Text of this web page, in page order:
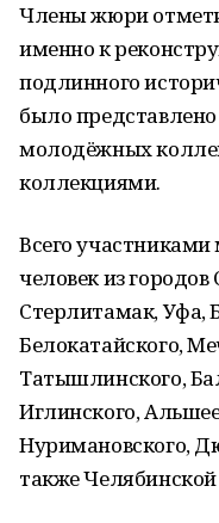
Члены жюри
именно к
подлинного
было
молодёжных
коллекциями.
Всего
человек из
Стерлитамак, Уфа,
Белокатайского,
Татышлинского,
Иглинского,
Нуримановского,
также